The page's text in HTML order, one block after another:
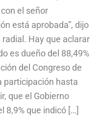
el señor
está aprobada”, dijo
Hay que aclarar
es dueño del 88,49%
del Congreso de
participación hasta
que el Gobierno
8,9% que indicó […]